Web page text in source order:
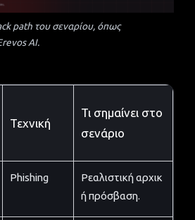
path του σεναρίου, όπως
AI.
Τεχνική
Τι σημαίνει στο
σενάριο
Phishing
Ρεαλιστική αρχικ
ή πρόσβαση.